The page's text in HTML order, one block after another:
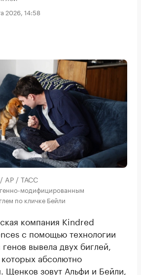
2026, 14:58
AP / ТАСС
модифицированным
по кличке Бейли
компания Kindred
с помощью технологии
вывела двух биглей,
абсолютно
Щенков зовут Альфи и Бейли,